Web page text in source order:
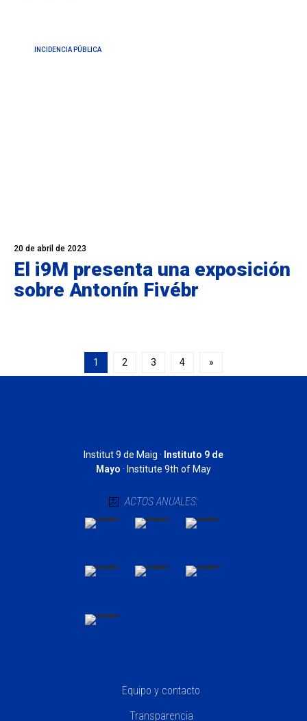
INCIDENCIA PÚBLICA
20 de abril de 2023
El i9M presenta una exposición
sobre Antonín Fivébr
1 2 3 4 »
Institut 9 de Maig · Instituto 9 de
Mayo · Institute 9th of May
ACTOS ANUALES:
Equipo y contacto
Transparencia